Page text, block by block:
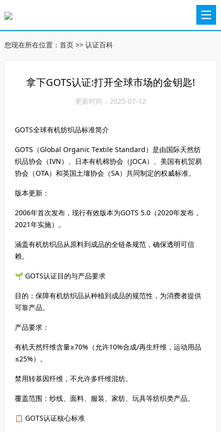
您现在所在位置： 首页>> 认证百科
拿下GOTS认证:打开全球市场的金钥匙!
更新时间：2025-07-12
GOTS全球有机纺织品标准简介
GOTS（Global Organic Textile Standard）是由国际天然纺
织品协会（IVN）、日本有机棉协会（JOCA）、美国有机贸易
协会（OTA）和英国土壤协会（SA）共同制定的权威标准。
版本更新：
2006年首次发布，现行有效版本为GOTS 5.0（2020年发布，
2021年实施）。
涵盖有机纺织品从原料到成品的全链条规范，确保透明可信
赖。
🌱 GOTS认证目的与产品要求
目的：保障有机纺织品从种植到成品的规范性，为消费者提供
可靠产品。
产品要求：
有机天然纤维含量≥70%（允许10%合成/再生纤维，运动用品
≤25%）。
禁用转基因纤维，不允许多纤维混纺。
覆盖范围：纱线、面料、服装、家纺、玩具等纺织类产品。
📋 GOTS认证核心标准